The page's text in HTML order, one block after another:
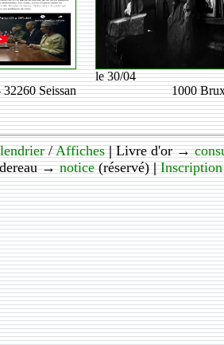
32260 Seissan
le 30/04
1000
/Affiches |Livre d'or →
→notice(réservé)| Inscription